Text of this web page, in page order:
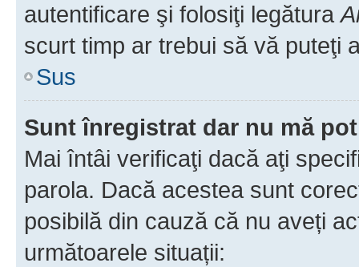
autentificare şi folosiţi legătura
scurt timp ar trebui să vă puteţi
Sus
Sunt înregistrat dar nu mă
Mai întâi verificaţi dacă aţi
parola. Dacă acestea sunt
posibilă din cauză că nu aveți
următoarele situații: